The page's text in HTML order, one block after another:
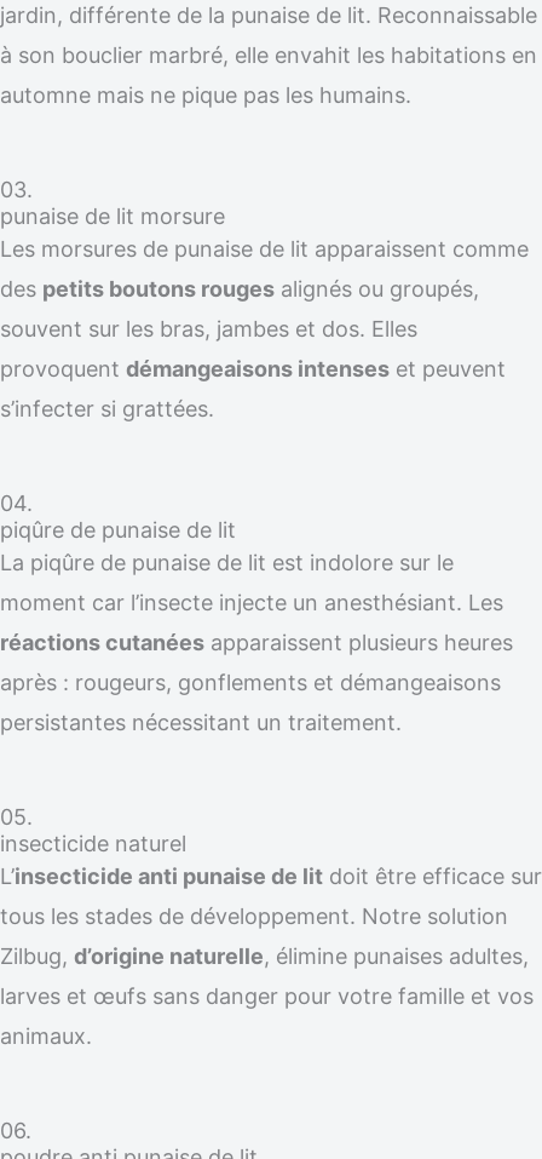
jardin, différente de la punaise de lit. Reconnaissable
à son bouclier marbré, elle envahit les habitations en
automne mais ne pique pas les humains.
03.
punaise de lit morsure
Les morsures de punaise de lit apparaissent comme
des petits boutons rouges alignés ou groupés,
souvent sur les bras, jambes et dos. Elles
provoquent démangeaisons intenses et peuvent
s’infecter si grattées.
04.
piqûre de punaise de lit
La piqûre de punaise de lit est indolore sur le
moment car l’insecte injecte un anesthésiant. Les
réactions cutanées apparaissent plusieurs heures
après : rougeurs, gonflements et démangeaisons
persistantes nécessitant un traitement.
05.
insecticide naturel
L’insecticide anti punaise de lit doit être efficace sur
tous les stades de développement. Notre solution
Zilbug, d’origine naturelle, élimine punaises adultes,
larves et œufs sans danger pour votre famille et vos
animaux.
06.